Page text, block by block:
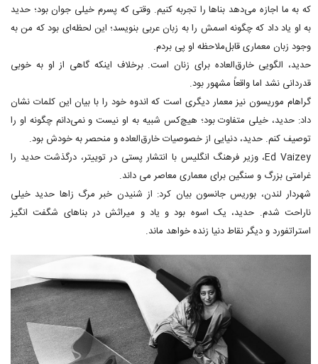
که به ما اجازه می‌دهد بناها را تجربه کنیم. وقتی که پسرم خیلی جوان بود؛ حدید
به او یاد داد که چگونه اسمش را به زبان عربی بنویسد؛ این لحظه‌ای بود که من به
وجود زبان معماری قابل‌ملاحظه او پی بردم.
حدید، الگویی خارق‌العاده برای زنان است. برخلاف اینکه گاهی از او به خوبی
قدردانی نشد اما واقعاً مشهور بود.
گراهام موریسون نیز معمار دیگری است که اندوه خود را با بیان این کلمات نشان
داد: حدید، خیلی متفاوت بود؛ هیچ‌کس شبیه به او نیست و نمی‌دانم چگونه او را
توصیف کنم. حدید، دنیایی از خصوصیات خارق‌العاده و منحصر به خودش بود.
Ed Vaizey، وزیر فرهنگ انگلیس با انتشار پستی در توییتر، درگذشت حدید را
غرامتی بزرگ و سنگین برای معماری معاصر می داند.
شهردار لندن، بوریس جانسون بیان کرد: از شنیدن خبر مرگ زاها حدید خیلی
ناراحت شدم. حدید، یک اسوه بود و یاد و میراثش در بناهای شگفت انگیز
استراتفورد و دیگر نقاط دنیا زنده خواهد ماند.